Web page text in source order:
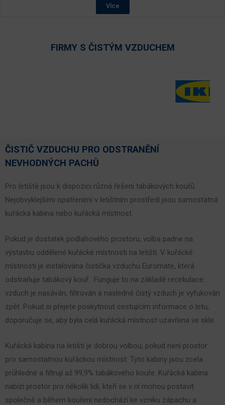
Více
FIRMY S ČISTÝM VZDUCHEM
ČISTIČ VZDUCHU PRO ODSTRANĚNÍ
NEVHODNÝCH PACHŮ
Pro letiště jsou k dispozici různá řešení tabákových kouřů.
Nejobvyklejšími opatřeními v letištním prostředí jsou samostatná
kuřácká kabina nebo kuřácká místnost.
Pokud je dostatek podlahového prostoru, volba padne na
výstavbu oddělené kuřácké místnosti na letišti. V kuřácké
místnosti je instalována čistička vzduchu Euromate, která
odstraňuje tabákový kouř.
Funguje to na základě recirkulace:
vzduch je nasáván, filtrován a nasledně čistý vzduch je vyfukován
zpět. Pokud si přejete poskytnout cestujícím informace o letu,
doporučuje se, aby byla celá kuřácká místnost uzavřena ve skle.
Kuřácká kabina na letišti je dobrou volbou, pokud není prostor
pro samostatnou kuřáckou místnost. Tyto kabiny jsou zcela
průhledné a filtrují až 99,9% tabákového kouře. Kuřácká kabina
nabízí prostor pro několik lidí, kteří se v ní mohou postavit
společně a během kouření nedochází ke vzniku zápachu a